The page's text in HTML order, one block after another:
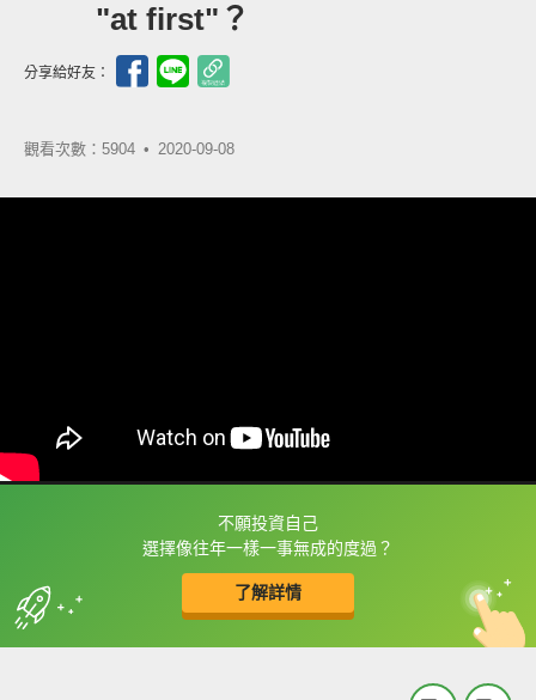
"at first"？
分享給好友：
觀看次數：5904 • 2020-09-08
不願投資自己
選擇像往年一樣一事無成的度過？
了解詳情
框選或點兩下字幕可以直接查字典喔！